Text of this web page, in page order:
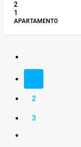
2
1
APARTAMENTO
2
3